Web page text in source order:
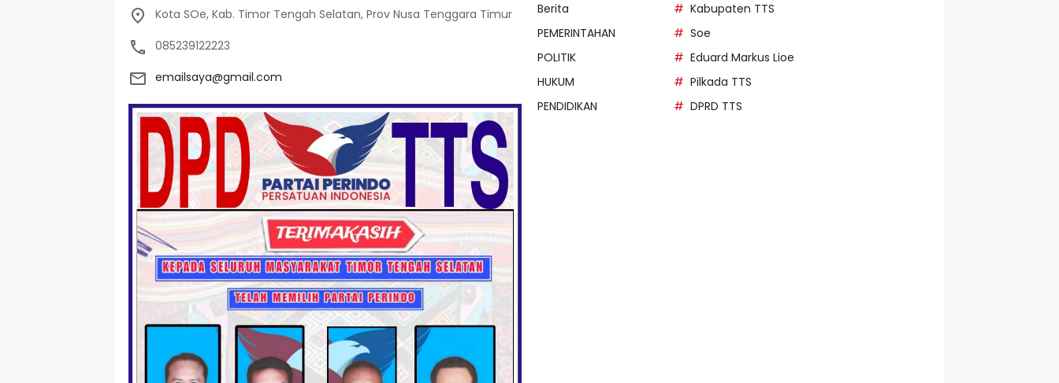
Kota SOe, Kab. Timor Tengah Selatan, Prov Nusa Tenggara Timur
085239122223
emailsaya@gmail.com
Berita
PEMERINTAHAN
POLITIK
HUKUM
PENDIDIKAN
Kabupaten TTS
Soe
Eduard Markus Lioe
Pilkada TTS
DPRD TTS